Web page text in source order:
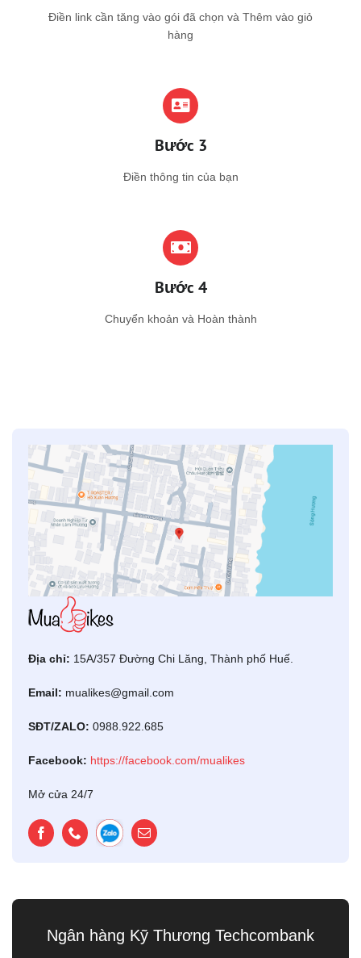
Điền link cần tăng vào gói đã chọn và Thêm vào giỏ
hàng
Bước 3
Điền thông tin của bạn
Bước 4
Chuyển khoản và Hoàn thành
Địa chỉ: 15A/357 Đường Chi Lăng, Thành phố Huế.
Email: mualikes@gmail.com
SĐT/ZALO: 0988.922.685
Facebook: https://facebook.com/mualikes
Mở cửa 24/7
Ngân hàng Kỹ Thương Techcombank